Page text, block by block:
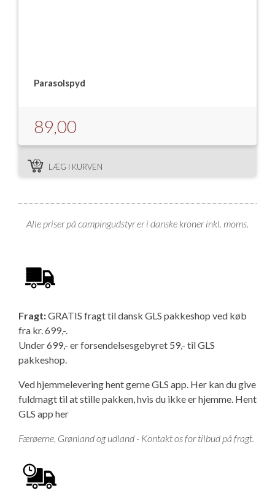
Parasolspyd
89,00
LÆG I KURVEN
Alle priser på campingudstyr er i danske kroner inkl. moms.
Fragt:GRATIS fragt til dansk GLS pakkeshop ved køb
fra kr. 699,-.
Under 699,- er forsendelsesgebyret 59,- til GLS
pakkeshop.
Ved hjemmelevering hent gerne GLS app. Her kan du give
fuldmagt til at stille pakken, hvis du ikke er hjemme. Hent
GLS app her
Færøerne, Grønland og udland - Kontakt os for tilbud på fragt.